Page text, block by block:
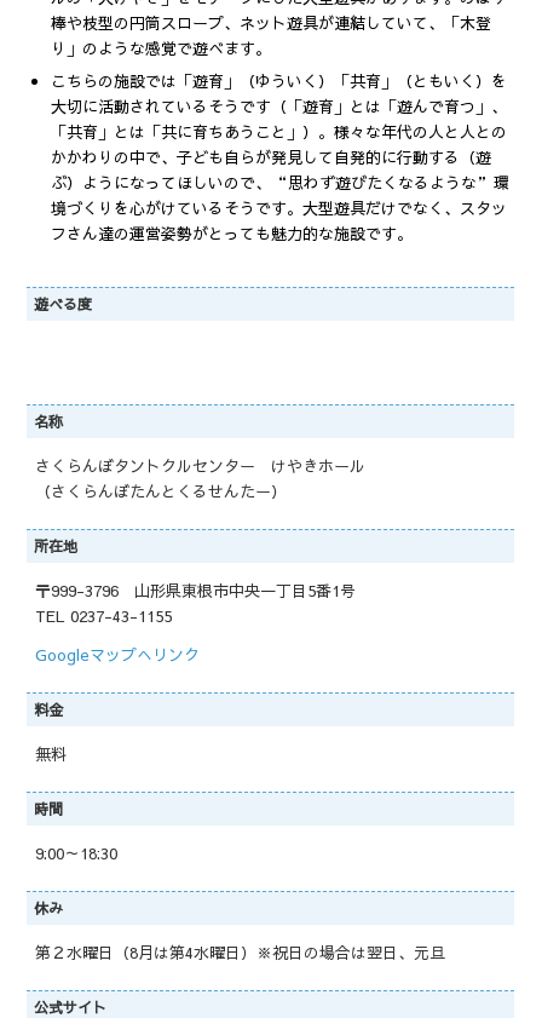
棒や枝型の円筒スロープ、ネット遊具が連結していて、「木登
り」のような感覚で遊べます。
こちらの施設では「遊育」（ゆういく）「共育」（ともいく）を
大切に活動されているそうです（「遊育」とは「遊んで育つ」、
「共育」とは「共に育ちあうこと」）。様々な年代の人と人との
かかわりの中で、子ども自らが発見して自発的に行動する（遊
ぶ）ようになってほしいので、“思わず遊びたくなるような”環
境づくりを心がけているそうです。大型遊具だけでなく、スタッ
フさん達の運営姿勢がとっても魅力的な施設です。
遊べる度
名称
さくらんぼタントクルセンター けやきホール
（さくらんぼたんとくるせんたー）
所在地
〒999-3796 山形県東根市中央一丁目5番1号
TEL 0237-43-1155
Googleマップへリンク
料金
無料
時間
9:00～18:30
休み
第２水曜日（8月は第4水曜日）※祝日の場合は翌日、元旦
公式サイト